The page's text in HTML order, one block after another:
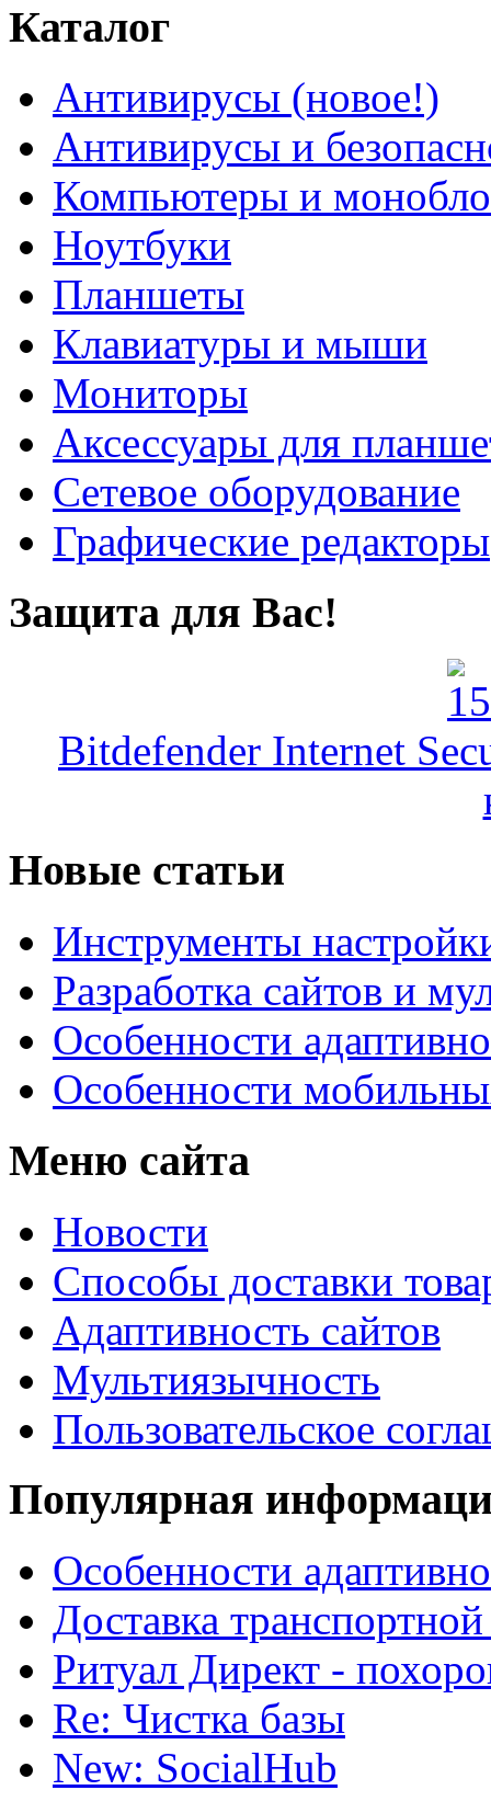
Каталог
Антивирусы (новое!)
Антивирусы и
Компьютеры и
Ноутбуки
Планшеты
Клавиатуры и мыши
Мониторы
Аксессуары для
Сетевое оборудование
Графические редакторы
Защита для Вас!
Bitdefender Internet
Новые статьи
Инструменты
Разработка сайтов и
Особенности
Особенности
Меню сайта
Новости
Способы доставки
Адаптивность сайтов
Мультиязычность
Пользовательское
Популярная
Особенности
Доставка
Ритуал Директ -
Re: Чистка базы
New: SocialHub